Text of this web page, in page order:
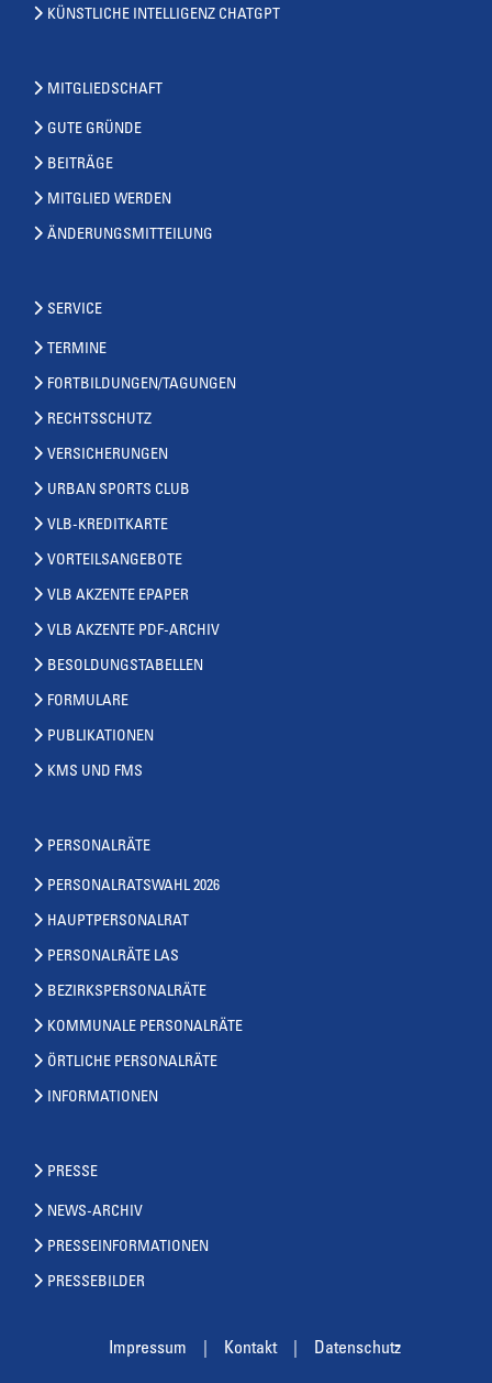
KÜNSTLICHE INTELLIGENZ CHATGPT
MITGLIEDSCHAFT
GUTE GRÜNDE
BEITRÄGE
MITGLIED WERDEN
ÄNDERUNGSMITTEILUNG
SERVICE
TERMINE
FORTBILDUNGEN/TAGUNGEN
RECHTSSCHUTZ
VERSICHERUNGEN
URBAN SPORTS CLUB
VLB-KREDITKARTE
VORTEILSANGEBOTE
VLB AKZENTE EPAPER
VLB AKZENTE PDF-ARCHIV
BESOLDUNGSTABELLEN
FORMULARE
PUBLIKATIONEN
KMS UND FMS
PERSONALRÄTE
PERSONALRATSWAHL 2026
HAUPTPERSONALRAT
PERSONALRÄTE LAS
BEZIRKSPERSONALRÄTE
KOMMUNALE PERSONALRÄTE
ÖRTLICHE PERSONALRÄTE
INFORMATIONEN
PRESSE
NEWS-ARCHIV
PRESSEINFORMATIONEN
PRESSEBILDER
Impressum Kontakt Datenschutz